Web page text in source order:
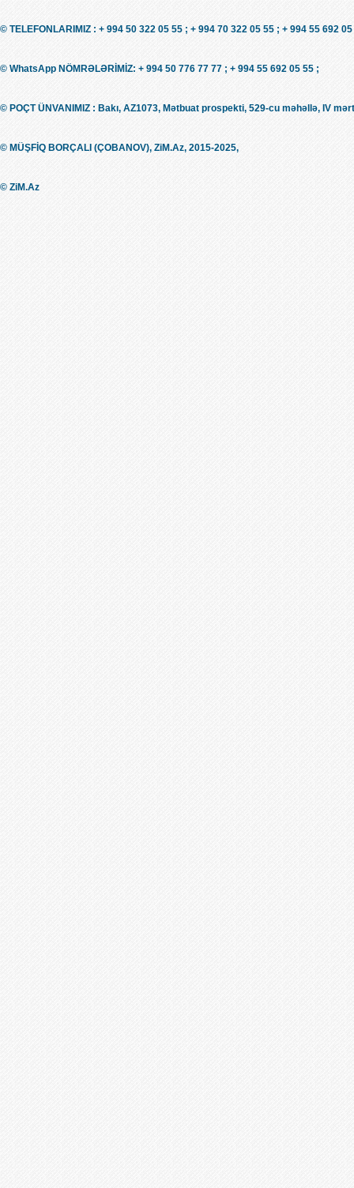
© TELEFONLARIMIZ : + 994 50 322 05 55 ; + 994 70 322 05 55 ; + 994 55 692
© WhatsApp NÖMRƏLƏRİMİZ: + 994 50 776 77 77 ; + 994 55 692 05 55 ;
© POÇT ÜNVANIMIZ : Bakı, AZ1073, Mətbuat prospekti, 529-cu məhəllə, IV
© MÜŞFİQ BORÇALI (ÇOBANOV), ZiM.Az, 2015-2025,
© ZiM.Az